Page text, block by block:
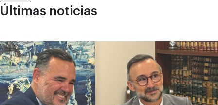
Últimas noticias